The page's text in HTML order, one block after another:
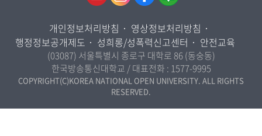
무역학과
미디어영상학과
도시콘텐츠·관광학과
사회복지연계전공
경기지역대학
강원지역대학
충북지역대학
전북지역대학
경남지역대학
제주지역대학
국제협력단
산학협력단
개인정보처리방침
영상정보처리방침
행정정보공개제도
성희롱/성폭력신고센터 안전교육
(03087) 서울특별시 종로구 대학로 86 (동숭동)
한국방송통신대학교 / 대표전화 : 1577-9995
COPYRIGHT(C)KOREA NATIONAL OPEN UNIVERSITY. ALL RIGHTS
RESERVED.